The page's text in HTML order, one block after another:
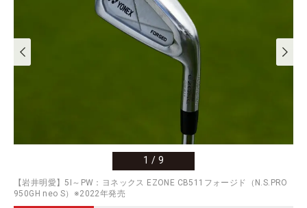
1 / 9
【岩井明愛】5I～PW：ヨネックス EZONE CB511フォージド（N.S.PRO
950GH neo S）※2022年発売